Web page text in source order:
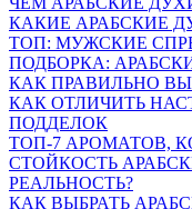
КАКИЕ АРАБСКИЕ
ТОП: МУЖСКИЕ
ПОДБОРКА:
КАК ПРАВИЛЬНО
КАК ОТЛИЧИТЬ
ПОДДЕЛОК
ТОП-7 АРОМАТОВ,
СТОЙКОСТЬ
РЕАЛЬНОСТЬ?
КАК ВЫБРАТЬ